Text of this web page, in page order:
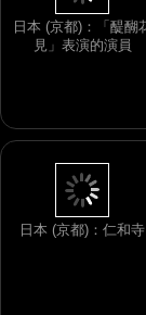
日本 (京都)：「醍醐
見」表演的演員
日本 (京都)：仁和寺